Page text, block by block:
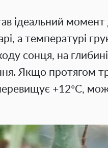
ідеальний момент
а температурі
сонця, на
Якщо протягом
+12°C,